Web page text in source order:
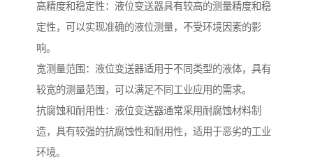
高精度和稳定性：液位变送器具有较高的测量精度和稳
定性，可以实现准确的液位测量，不受环境因素的影
响。
宽测量范围：液位变送器适用于不同类型的液体，具有
较宽的测量范围，可以满足不同工业应用的需求。
抗腐蚀和耐用性：液位变送器通常采用耐腐蚀材料制
造，具有较强的抗腐蚀性和耐用性，适用于恶劣的工业
环境。